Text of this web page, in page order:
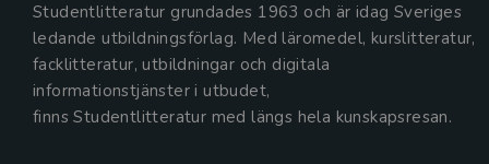
Studentlitteratur grundades 1963 och är idag Sveriges
ledande utbildningsförlag. Med läromedel, kurslitteratur,
facklitteratur, utbildningar och digitala
informationstjänster i utbudet,
finns Studentlitteratur med längs hela kunskapsresan.